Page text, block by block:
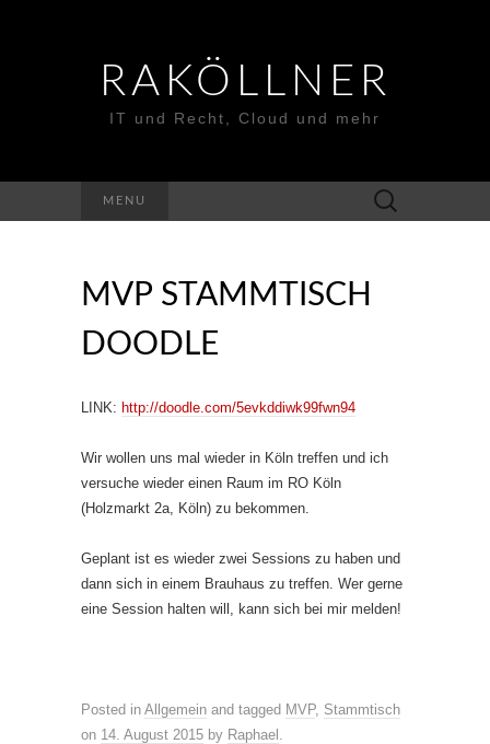
RAKÖLLNER
IT und Recht, Cloud und mehr
MENU
Suchen
nach:
MVP STAMMTISCH
DOODLE
LINK: http://doodle.com/5evkddiwk99fwn94
Wir wollen uns mal wieder in Köln treffen und ich
versuche wieder einen Raum im RO Köln
(Holzmarkt 2a, Köln) zu bekommen.
Geplant ist es wieder zwei Sessions zu haben und
dann sich in einem Brauhaus zu treffen. Wer gerne
eine Session halten will, kann sich bei mir melden!
Posted in Allgemein and tagged MVP, Stammtisch
on 14. August 2015 by Raphael .